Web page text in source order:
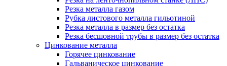
Резка металла газом
Рубка листового металла гильотиной
Резка металла в размер без остатка
Резка бесшовной трубы в размер без остатка
Цинкование металла
Горячее цинкование
Гальваническое цинкование